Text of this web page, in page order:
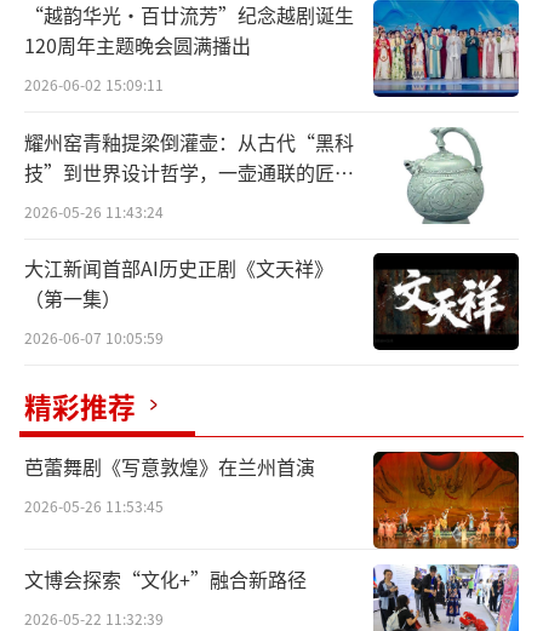
摩尔多瓦共和国驻华大使杜米特鲁·贝拉基什
I'm Ambassador of Moldova to China Dumit
我是摩尔多瓦共和国驻华大使杜米特鲁·贝拉
and please to inform you that we have mor
e than 30 years of diplomatic relations,
我们已经建立外交关系三十多年了，
and all this years we are marked by excelle
nt relations by developing trade.
“越韵华光·百廿流芳”纪念越剧诞生
120周年主题晚会圆满播出
2026-06-02 15:09:11
耀州窑青釉提梁倒灌壶：从古代“黑科
技”到世界设计哲学，一壶通联的匠心
宇宙
2026-05-26 11:43:24
大江新闻首部AI历史正剧《文天祥》
（第一集）
2026-06-07 10:05:59
精彩推荐
芭蕾舞剧《写意敦煌》在兰州首演
2026-05-26 11:53:45
文博会探索“文化+”融合新路径
2026-05-22 11:32:39